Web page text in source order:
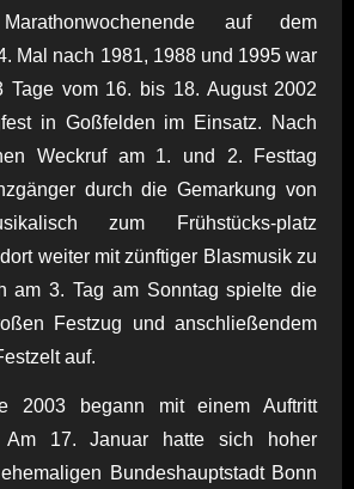
auf dem
Mal nach 1981, 1988 und 1995 war
Tage vom 16. bis 18. August 2002
in Goßfelden im Einsatz. Nach
Weckruf am 1. und 2. Festtag
durch die Gemarkung von
zum Frühstücks-platz
weiter mit zünftiger Blasmusik zu
am 3. Tag am Sonntag spielte die
Festzug und anschließendem
auf.
2003 begann mit einem Auftritt
Am 17. Januar hatte sich hoher
Bundeshauptstadt Bonn